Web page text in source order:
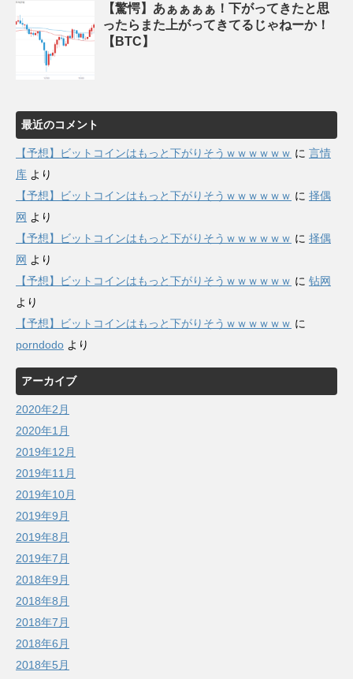
【驚愕】あぁぁぁぁ！下がってきたと思
ったらまた上がってきてるじゃねーか！
【BTC】
最近のコメント
【予想】ビットコインはもっと下がりそうｗｗｗｗｗｗ に 言情
库 より
【予想】ビットコインはもっと下がりそうｗｗｗｗｗｗ に 择偶
网 より
【予想】ビットコインはもっと下がりそうｗｗｗｗｗｗ に 择偶
网 より
【予想】ビットコインはもっと下がりそうｗｗｗｗｗｗ に 钻网
より
【予想】ビットコインはもっと下がりそうｗｗｗｗｗｗ に
porndodo より
アーカイブ
2020年2月
2020年1月
2019年12月
2019年11月
2019年10月
2019年9月
2019年8月
2019年7月
2018年9月
2018年8月
2018年7月
2018年6月
2018年5月